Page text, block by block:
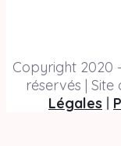
Copyright 2020
réservés |
Légales |